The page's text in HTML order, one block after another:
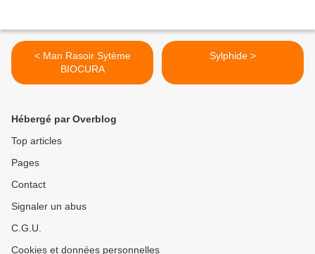
< Man Rasoir Sytème
BIOCURA
Sylphide >
Hébergé par Overblog
Top articles
Pages
Contact
Signaler un abus
C.G.U.
Cookies et données personnelles